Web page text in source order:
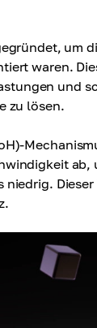
um
waren.
und
zu lösen.
ab,